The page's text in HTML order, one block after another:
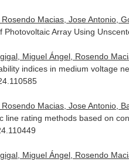
Macias, Jose Antonio,
Photovoltaic Array Using
Miguel Ángel, Rosendo
indices in medium voltage
Macias, Jose Antonio,
line rating methods based on
Miguel Ángel, Rosendo